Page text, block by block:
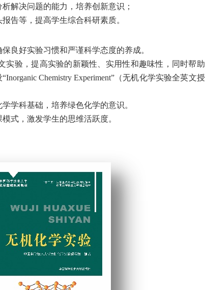
解决问题的能力，培养创新意识；
告等，提高学生综合科研素质。
良好实验习惯和严谨科学态度的养成。
验，提高实验的新颖性、实用性和趣味性，同时帮助
Chemistry Experiment”（无机化学实验全英文授
学科基础，培养绿色化学的意识。
式，激发学生的思维活跃度。